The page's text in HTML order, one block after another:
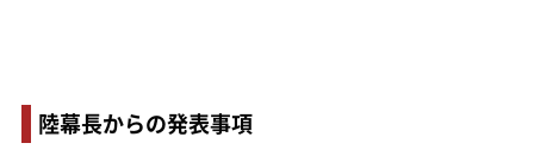
陸幕長からの発表事項